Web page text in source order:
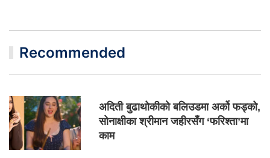
Recommended
अदिती बुढाथोकीको बलिउडमा अर्को फड्को,
सोनाक्षीका श्रीमान जहीरसँग ‘फरिश्ता’मा
काम